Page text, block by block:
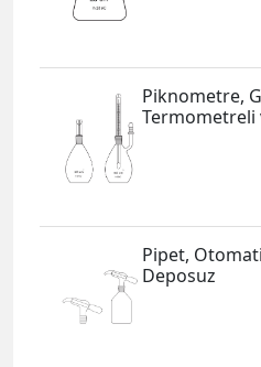
Piknometre,
Termometreli
Pipet,
Deposuz